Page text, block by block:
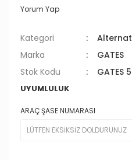
Yorum Yap
Kategori
Marka
GATES
Stok Kodu
GATES
UYUMLULUK
ARAÇ ŞASE NUMARASI